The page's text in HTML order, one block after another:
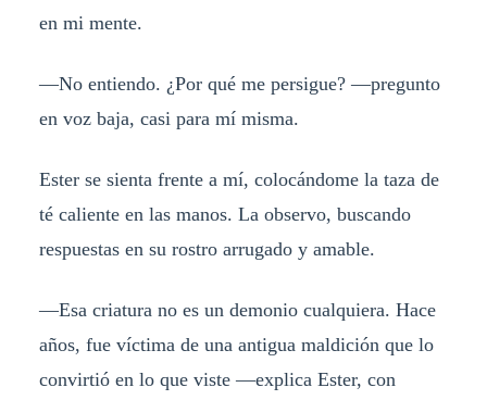
en mi mente.
—No entiendo. ¿Por qué me persigue? —pregunto
en voz baja, casi para mí misma.
Ester se sienta frente a mí, colocándome la taza de
té caliente en las manos. La observo, buscando
respuestas en su rostro arrugado y amable.
—Esa criatura no es un demonio cualquiera. Hace
años, fue víctima de una antigua maldición que lo
convirtió en lo que viste —explica Ester, con